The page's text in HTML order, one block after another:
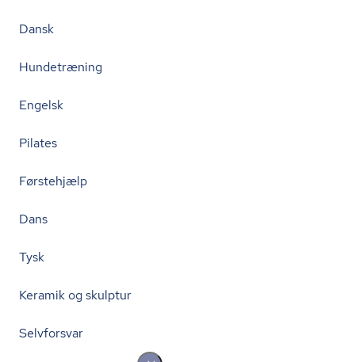
Dansk
Hundetræning
Engelsk
Pilates
Førstehjælp
Dans
Tysk
Keramik og skulptur
Selvforsvar